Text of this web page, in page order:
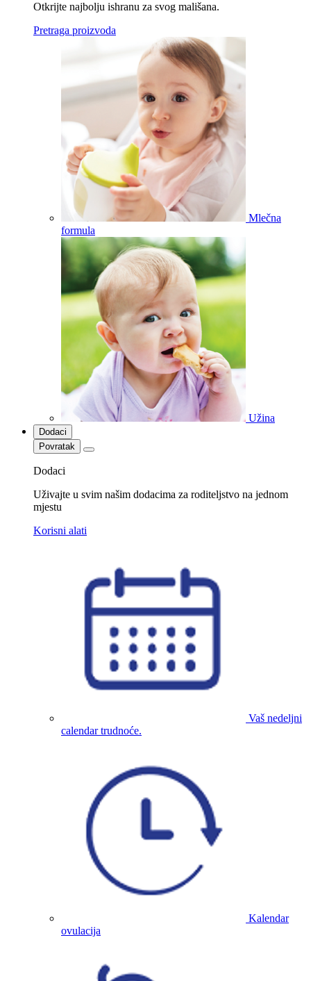
Otkrijte najbolju ishranu za svog mališana.
Pretraga proizvoda
Mlečna
formula
Užina
Dodaci
Povratak
Dodaci
Uživajte u svim našim dodacima za roditeljstvo na jednom
mjestu
Korisni alati
Vaš nedeljni
calendar trudnoće.
Kalendar
ovulacija